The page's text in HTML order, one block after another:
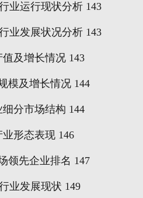
业运行现状分析 143
业发展状况分析 143
及增长情况143
模及增长情况144
分市场结构 144
业形态表现146
领先企业排名 147
业发展现状 149